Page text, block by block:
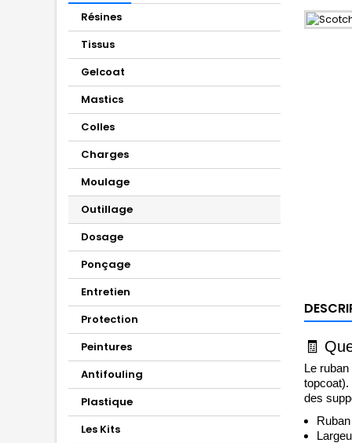
Résines
Tissus
Gelcoat
Mastics
Colles
Charges
Moulage
Outillage
Dosage
Ponçage
Entretien
Protection
Peintures
Antifouling
Plastique
Les Kits
🧾
Le
topcoat).
des